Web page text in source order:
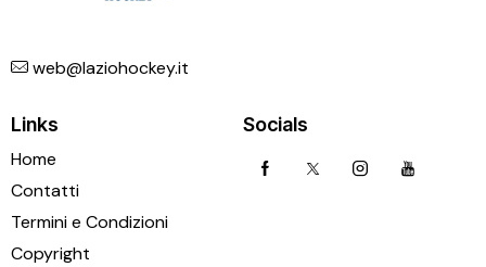
web@laziohockey.it
Links
Home
Contatti
Termini e Condizioni
Copyright
Socials